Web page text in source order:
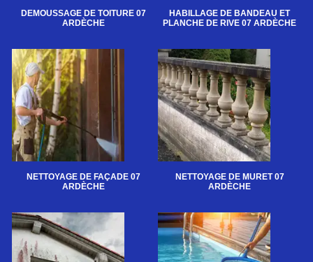
DEMOUSSAGE DE TOITURE 07
ARDÈCHE
HABILLAGE DE BANDEAU ET
PLANCHE DE RIVE 07 ARDÈCHE
NETTOYAGE DE FAÇADE 07
ARDÈCHE
NETTOYAGE DE MURET 07
ARDÈCHE